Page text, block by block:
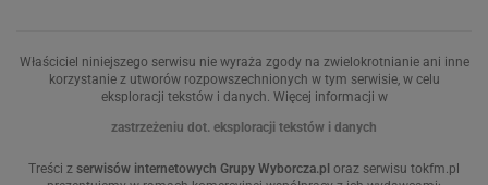
Właściciel niniejszego serwisu nie wyraża zgody na zwielokrotnianie ani inne
korzystanie z utworów rozpowszechnionych w tym serwisie, w celu
eksploracji tekstów i danych. Więcej informacji w
zastrzeżeniu dot. eksploracji tekstów i danych
Treści z serwisów internetowych Grupy Wyborcza.pl oraz serwisu tokfm.pl